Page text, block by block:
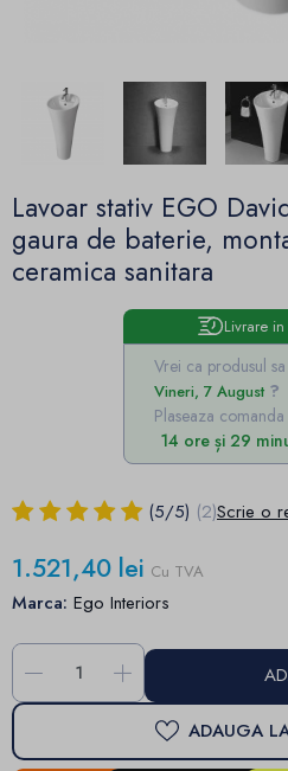
Lavoar stativ EGO
gaura de baterie,
ceramica sanitara
Livrare
Vrei ca produsul
Vineri, 7 August
Plaseaza
14 ore și 29
(5/5) (2)Scrie o
1.521,40 lei Cu TVA
Marca: Ego Interiors
- +
ADAUGA